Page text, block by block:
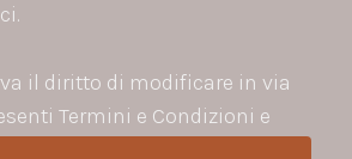
il diritto di modificare in via
Termini e Condizioni e